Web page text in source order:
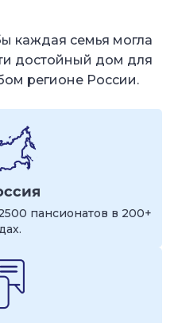
каждая семья могла
достойный дом для
регионе России.
пансионатов в 200+